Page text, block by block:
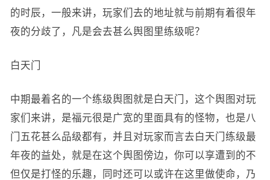
的时辰，一般来讲，玩家们去的地址就与前期有着很年
夜的分歧了，凡是会去甚么舆图里练级呢？
白天门
中期最着名的一个练级舆图就是白天门，这个舆图对玩
家们来讲，是福元很是广宽的里面具有的怪物，也是八
门五花甚么品级都有，并且对玩家而言去白天门练级最
年夜的益处，就是在这个舆图傍边，你可以享遭到的不
但仅是打怪的乐趣，同时还可以或许在这里做使命，乃